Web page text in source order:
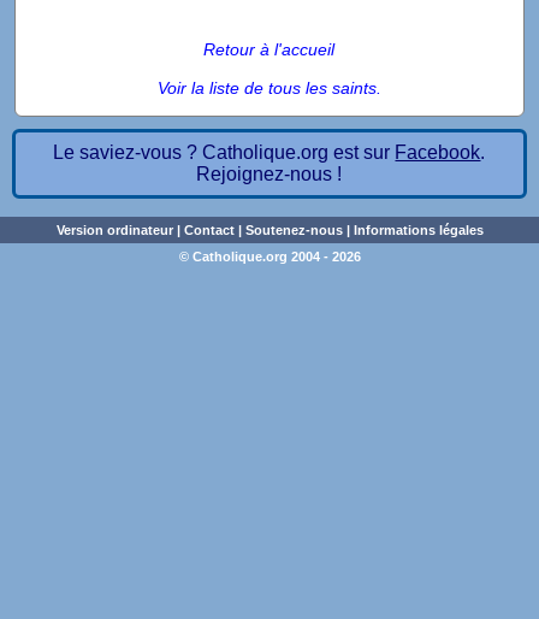
Retour à l'accueil
Voir la liste de tous les saints.
Le saviez-vous ? Catholique.org est sur Facebook.
Rejoignez-nous !
Version ordinateur| Contact| Soutenez-nous| Informations légales
© Catholique.org 2004 - 2026